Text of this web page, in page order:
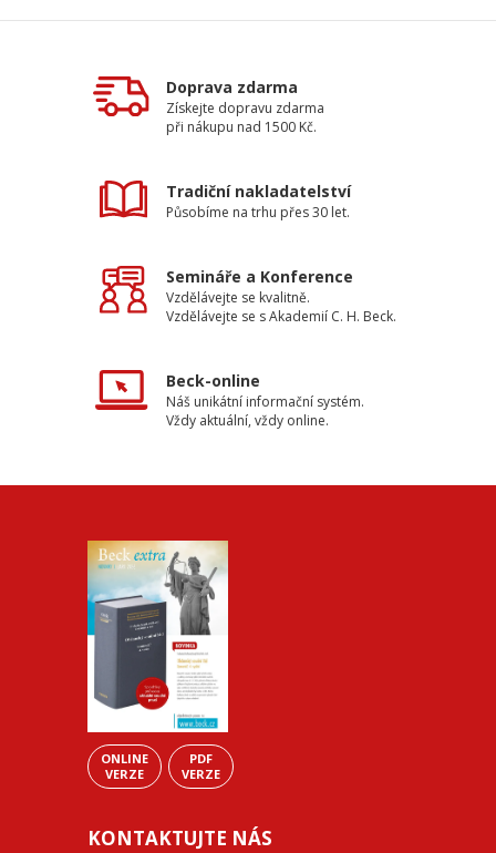
Doprava zdarma
Získejte dopravu zdarma
při nákupu nad 1500 Kč.
Tradiční nakladatelství
Působíme na trhu přes 30 let.
Semináře a Konference
Vzdělávejte se kvalitně.
Vzdělávejte se s Akademií C. H. Beck.
Beck-online
Náš unikátní informační systém.
Vždy aktuální, vždy online.
ONLINE
VERZE
PDF
VERZE
KONTAKTUJTE NÁS